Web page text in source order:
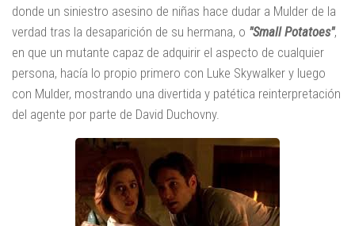
donde un siniestro asesino de niñas hace dudar a Mulder de la
verdad tras la desaparición de su hermana, o "Small Potatoes",
en que un mutante capaz de adquirir el aspecto de cualquier
persona, hacía lo propio primero con Luke Skywalker y luego
con Mulder, mostrando una divertida y patética reinterpretación
del agente por parte de David Duchovny.